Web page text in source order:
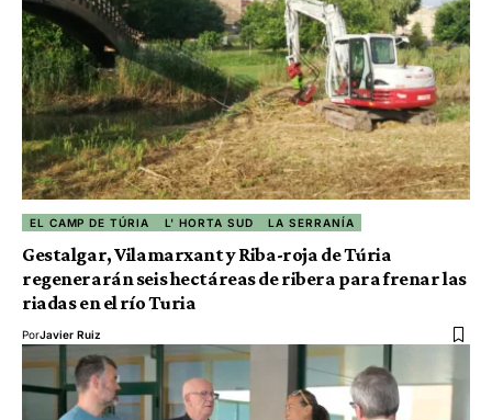
EL CAMP DE TÚRIA L' HORTA SUD LA SERRANÍA
Gestalgar, Vilamarxant y Riba-roja de Túria
regenerarán seis hectáreas de ribera para frenar las
riadas en el río Turia
PorJavier Ruiz